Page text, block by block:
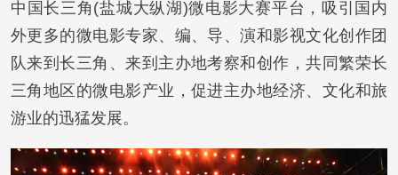
中国长三角(盐城大纵湖)微电影大赛平台，吸引国内
外更多的微电影专家、编、导、演和影视文化创作团
队来到长三角、来到主办地考察和创作，共同繁荣长
三角地区的微电影产业，促进主办地经济、文化和旅
游业的迅猛发展。